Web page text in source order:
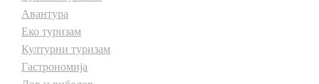
Мапа дестинација
Манифестације
Авантура
Еко туризам
Културни туризам
Гастрономија
Мапа дестинација
Манифестације